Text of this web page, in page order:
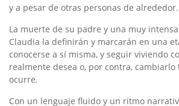
y a pesar de otras personas de alrededor.
La muerte de su padre y una muy
Claudia la definirán y marcarán en una
conocerse a sí misma, y seguir viviendo
realmente desea o, por contra, cambiarlo
ocurre.
Con un lenguaje fluido y un ritmo